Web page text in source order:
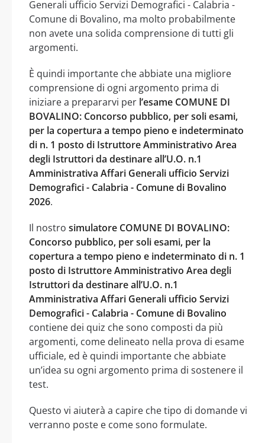
Generali ufficio Servizi Demografici - Calabria -
Comune di Bovalino, ma molto probabilmente
non avete una solida comprensione di tutti gli
argomenti.
È quindi importante che abbiate una migliore
comprensione di ogni argomento prima di
iniziare a prepararvi per l’esame COMUNE DI
BOVALINO: Concorso pubblico, per soli esami,
per la copertura a tempo pieno e indeterminato
di n. 1 posto di Istruttore Amministrativo Area
degli Istruttori da destinare all’U.O. n.1
Amministrativa Affari Generali ufficio Servizi
Demografici - Calabria - Comune di Bovalino
2026.
Il nostro simulatore COMUNE DI BOVALINO:
Concorso pubblico, per soli esami, per la
copertura a tempo pieno e indeterminato di n. 1
posto di Istruttore Amministrativo Area degli
Istruttori da destinare all’U.O. n.1
Amministrativa Affari Generali ufficio Servizi
Demografici - Calabria - Comune di Bovalino
contiene dei quiz che sono composti da più
argomenti, come delineato nella prova di esame
ufficiale, ed è quindi importante che abbiate
un’idea su ogni argomento prima di sostenere il
test.
Questo vi aiuterà a capire che tipo di domande vi
verranno poste e come sono formulate.